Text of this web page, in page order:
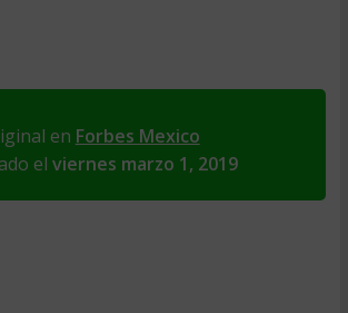
en Forbes Mexico
el viernes marzo 1, 2019